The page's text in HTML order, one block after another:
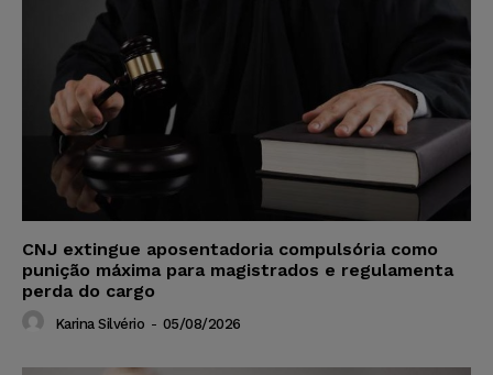
CNJ extingue aposentadoria compulsória como
punição máxima para magistrados e regulamenta
perda do cargo
Karina Silvério - 05/08/2026